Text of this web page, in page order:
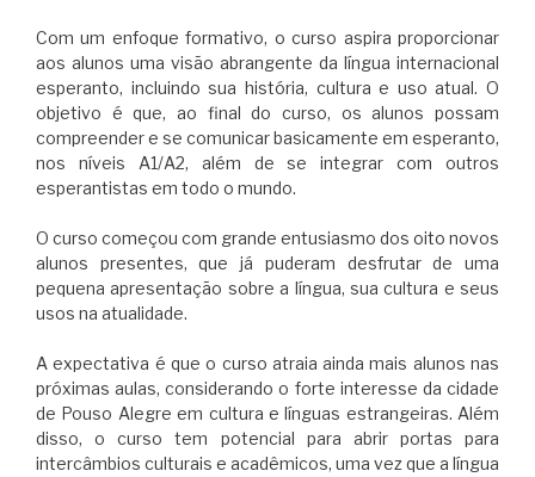
Com um enfoque formativo, o curso aspira proporcionar
aos alunos uma visão abrangente da língua internacional
esperanto, incluindo sua história, cultura e uso atual. O
objetivo é que, ao final do curso, os alunos possam
compreender e se comunicar basicamente em esperanto,
nos níveis A1/A2, além de se integrar com outros
esperantistas em todo o mundo.
O curso começou com grande entusiasmo dos oito novos
alunos presentes, que já puderam desfrutar de uma
pequena apresentação sobre a língua, sua cultura e seus
usos na atualidade.
A expectativa é que o curso atraia ainda mais alunos nas
próximas aulas, considerando o forte interesse da cidade
de Pouso Alegre em cultura e línguas estrangeiras. Além
disso, o curso tem potencial para abrir portas para
intercâmbios culturais e acadêmicos, uma vez que a língua